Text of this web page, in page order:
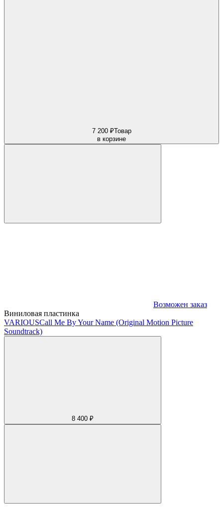
7 200 ₽Товар
в корзине
Возможен заказ
Виниловая пластинка
VARIOUSCall Me By Your Name (Original Motion Picture
Soundtrack)
8 400 ₽